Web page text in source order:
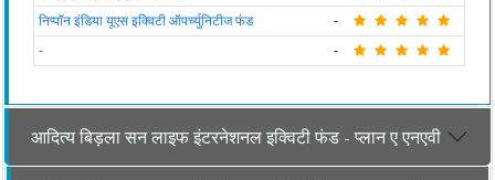
निप्पॉन इंडिया यूएस इक्विटी ऑपर्च्युनिटीज फंड
-
-
-
आदित्य बिड़ला सन लाइफ इंटरनेशनल इक्विटी फंड - प्लान ए एनएवी